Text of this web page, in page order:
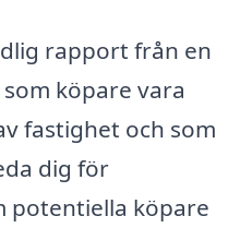
rapport från en
köpare vara
fastighet och som
dig för
potentiella köpare